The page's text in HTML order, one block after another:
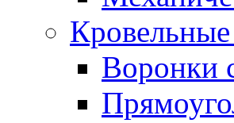
Воронки